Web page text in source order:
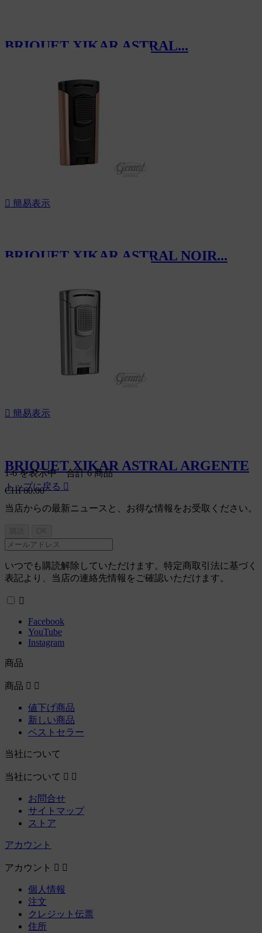
BRIQUET XIKAR ASTRAL...
 簡易表示
BRIQUET XIKAR ASTRAL NOIR...
 簡易表示
BRIQUET XIKAR ASTRAL ARGENTE
CHF60.00
1-6 を表示中 合計 6 商品
トップに戻る 
当店からの最新ニュースと、お得な情報をお受取ください。
いつでも購読解除していただけます。特定商取引法に基づく
表記より、当店の連絡先情報をご確認いただけます。

Facebook
YouTube
Instagram
商品
商品  
値下げ商品
新しい商品
ベストセラー
当社について
当社について  
お問合せ
サイトマップ
ストア
アカウント
アカウント  
個人情報
注文
クレジット伝票
住所